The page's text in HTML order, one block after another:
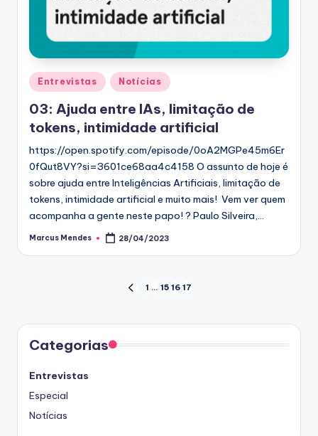
Posted
in
Entrevistas Notícias
03: Ajuda entre IAs, limitação de
tokens, intimidade artificial
https://open.spotify.com/episode/0oA2MGPe45m6Er
0fQut8VY?si=3601ce68aa4c4158 O assunto de hoje é
sobre ajuda entre Inteligências Artificiais, limitação de
tokens, intimidade artificial e muito mais! Vem ver quem
acompanha a gente neste papo! ? Paulo Silveira,…
Posted
Marcus Mendes 28/04/2023
Paginação
de
posts
PREVIOUS
1 … 15 16 17
Categorias
Entrevistas
Especial
Notícias